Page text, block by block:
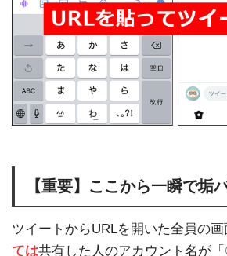
【重要】ここから一瞬で垢
ツイートからURLを開いた全員の画
ては共有した人のアカウント名が